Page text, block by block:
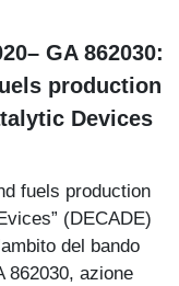
GA 862030:
production
Devices
fuels production
(DECADE)
del bando
862030, azione